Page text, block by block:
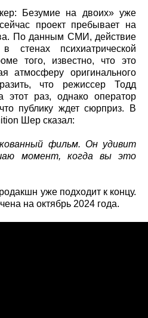
Безумие на двоих» уже
проект пребывает на
По данным СМИ, действие
стенах психиатрической
того, известно, что это
атмосферу оригинального
что режиссер Тодд
этот раз, однако оператор
публику ждет сюрприз. В
Шер сказал:
фильм. Он удивит
момент, когда вы это
уже подходит к концу.
на октябрь 2024 года.